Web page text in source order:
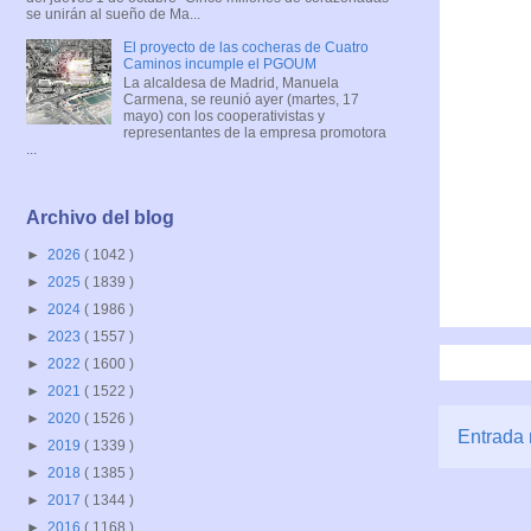
Entrada
se unirán al sueño de Ma...
El proyecto de las cocheras de Cuatro
Caminos incumple el PGOUM
La alcaldesa de Madrid, Manuela
Carmena, se reunió ayer (martes, 17
mayo) con los cooperativistas y
representantes de la empresa promotora
...
Archivo del blog
► 2026 ( 1042 )
► 2025 ( 1839 )
► 2024 ( 1986 )
► 2023 ( 1557 )
► 2022 ( 1600 )
► 2021 ( 1522 )
► 2020 ( 1526 )
► 2019 ( 1339 )
► 2018 ( 1385 )
► 2017 ( 1344 )